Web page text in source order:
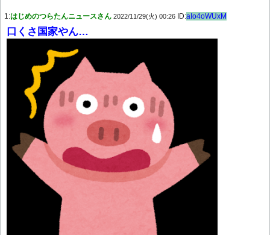
1:はじめのつらたんニュースさん 2022/11/29(火) 00:26 ID:aIo4oWUxM
口くさ国家やん…